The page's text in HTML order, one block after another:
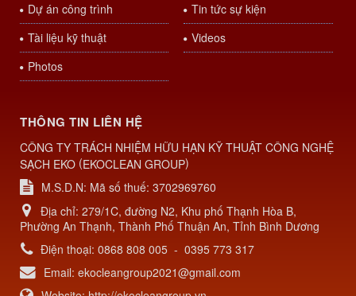
Dự án công trình
Tin tức sự kiện
Tài liệu kỹ thuật
Videos
Photos
THÔNG TIN LIÊN HỆ
CÔNG TY TRÁCH NHIỆM HỮU HẠN KỸ THUẬT CÔNG NGHỆ
SẠCH EKO (EKOCLEAN GROUP)
M.S.D.N: Mã số thuế: 3702969760
Địa chỉ: 279/1C, đường N2, Khu phố Thạnh Hòa B,
Phường An Thạnh, Thành Phố Thuận An, Tỉnh Bình Dương
Điện thoại: 0868 808 005 - 0395 773 317
Email: ekocleangroup2021@gmail.com